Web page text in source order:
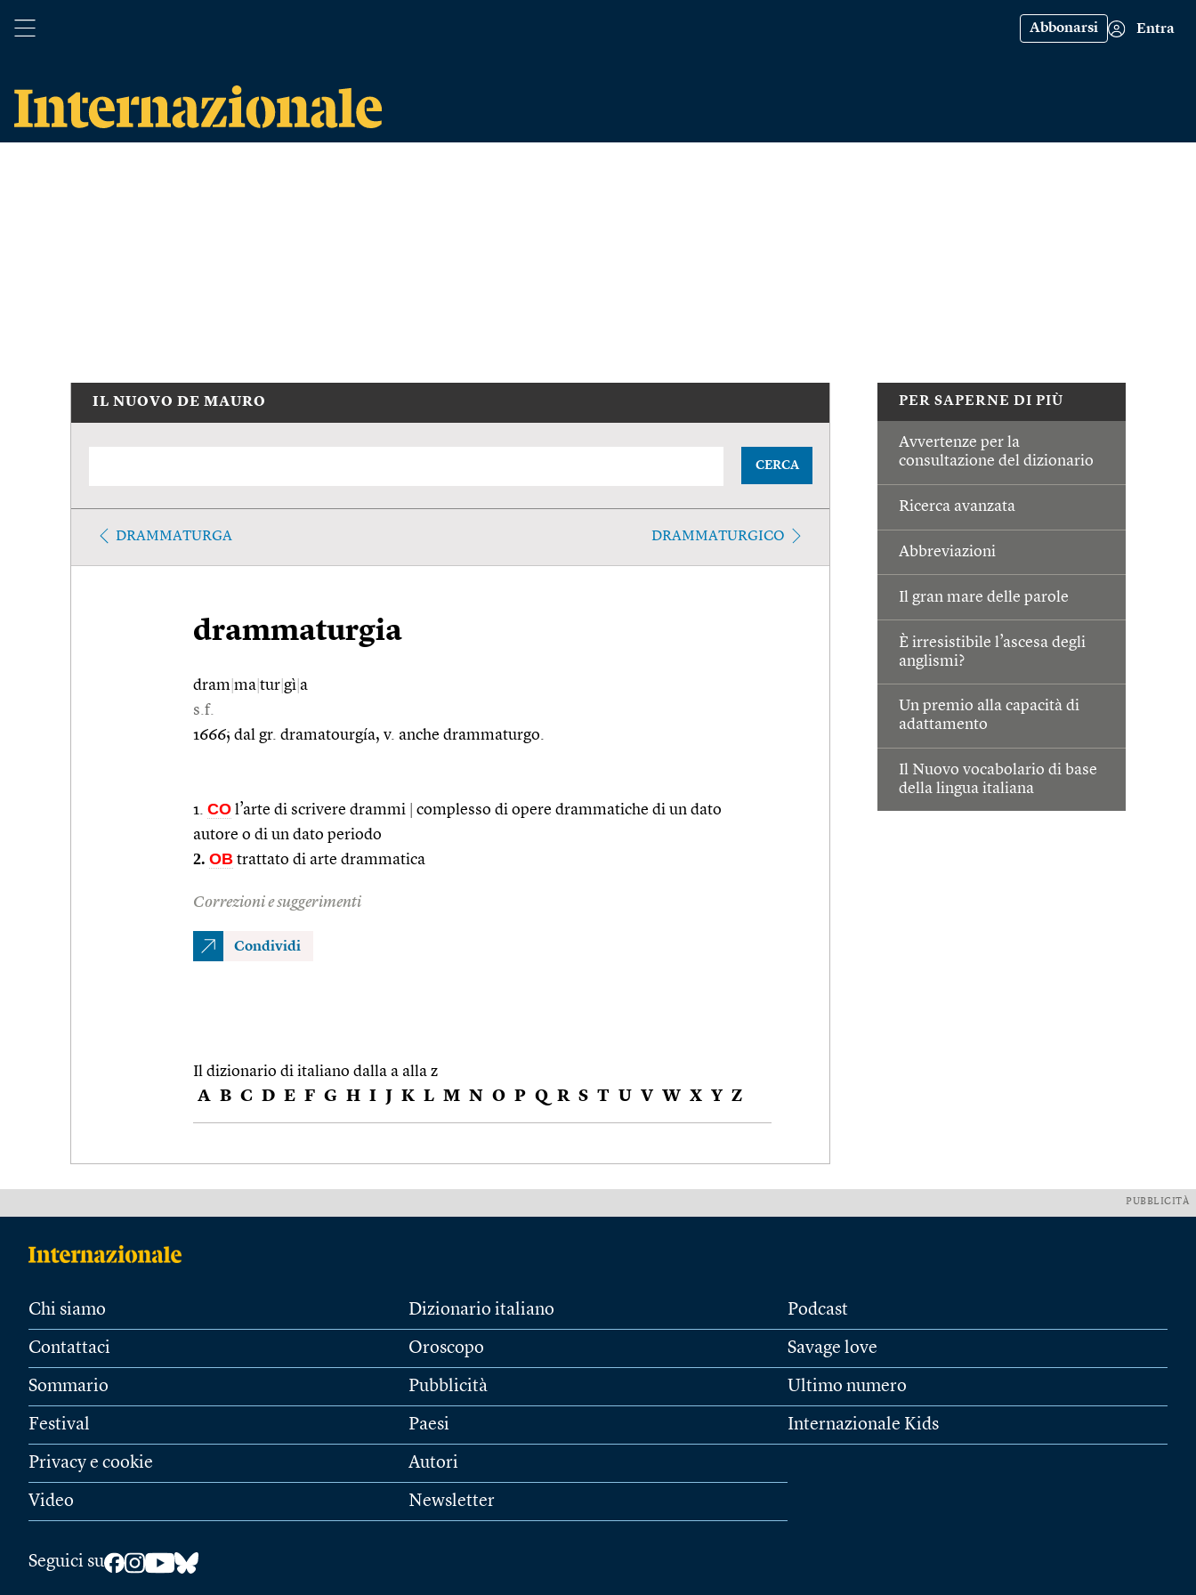
Abbonarsi Entra
PER SAPERNE DI PIÙ
Avvertenze per la
consultazione del dizionario
Ricerca avanzata
Abbreviazioni
Il gran mare delle parole
È irresistibile l’ascesa degli
anglismi?
Un premio alla capacità di
adattamento
Il Nuovo vocabolario di base
della lingua italiana
IL NUOVO DE MAURO
CERCA
DRAMMATURGA DRAMMATURGICO
drammaturgia
dram ma tur gì a
s.f.
1666; dal gr. dramatourgía, v. anche drammaturgo.
1. CO l’arte di scrivere drammi
complesso di opere drammatiche di un dato
autore o di un dato periodo
2. OB trattato di arte drammatica
Correzioni e suggerimenti
Condividi
Il dizionario di italiano dalla a alla z
A B C D E F G H I J K L M N O P Q R S T U V W X Y Z
PUBBLICITÀ
Chi siamo
Contattaci
Sommario
Festival
Privacy e cookie
Video
Dizionario italiano
Oroscopo
Pubblicità
Paesi
Autori
Newsletter
Podcast
Savage love
Ultimo numero
Internazionale Kids
Seguici su